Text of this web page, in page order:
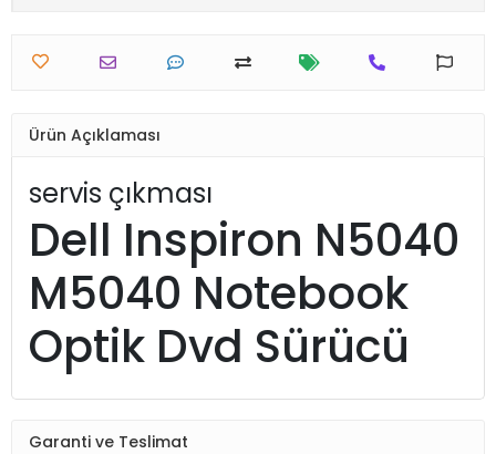
Ürün Açıklaması
servis çıkması
Dell Inspiron N5040
M5040 Notebook
Optik Dvd Sürücü
Garanti ve Teslimat